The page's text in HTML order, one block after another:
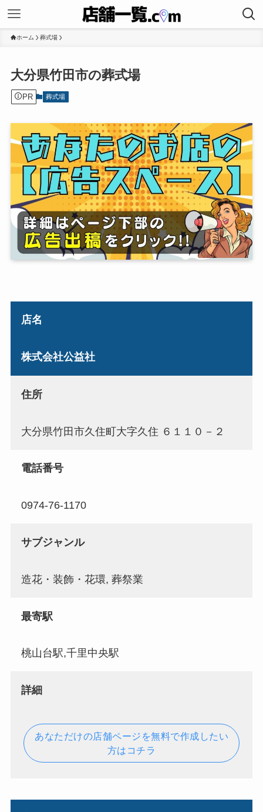
ホーム 葬式場
大分県竹田市の葬式場
PR 葬式場
店名
株式会社公益社
住所
大分県竹田市久住町大字久住 ６１１０－２
電話番号
0974-76-1170
サブジャンル
造花・装飾・花環, 葬祭業
最寄駅
桃山台駅,千里中央駅
詳細
あなただけの店舗ページを無料で作成したい
方はコチラ